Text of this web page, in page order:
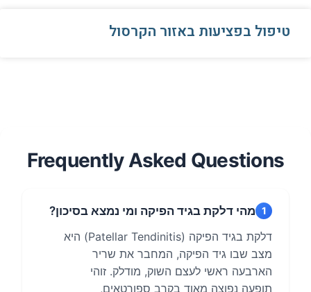
טיפול בפציעות באזור הקרסול
Frequently Asked Questions
1 מהי דלקת בגיד הפיקה ומי נמצא בסיכון?
דלקת בגיד הפיקה (Patellar Tendinitis) היא
מצב שבו גיד הפיקה, המחבר את שריר
הארבעה ראשי לעצם השוק, מודלק. זוהי
תופעה נפוצה מאוד בקרב ספורטאים,